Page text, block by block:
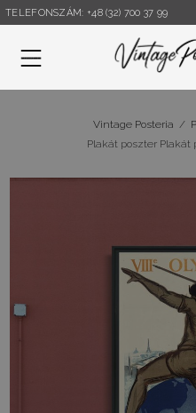
TELEFONSZÁM: +48 (32) 700 37 99
Menü
Vintage Posteria /
Plakát poszter Plakát